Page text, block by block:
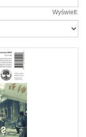
Wyświetl: